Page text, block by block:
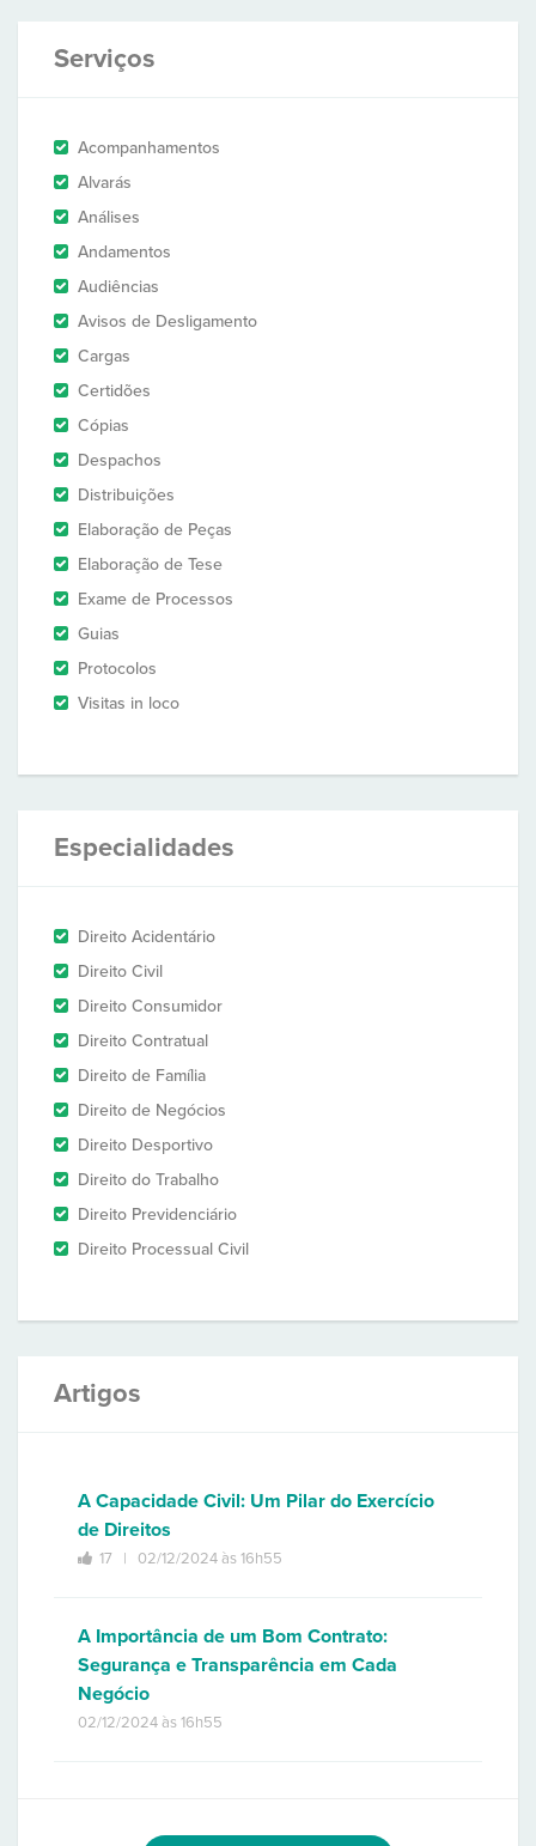
Serviços
Acompanhamentos
Alvarás
Análises
Andamentos
Audiências
Avisos de Desligamento
Cargas
Certidões
Cópias
Despachos
Distribuições
Elaboração de Peças
Elaboração de Tese
Exame de Processos
Guias
Protocolos
Visitas in loco
Especialidades
Direito Acidentário
Direito Civil
Direito Consumidor
Direito Contratual
Direito de Família
Direito de Negócios
Direito Desportivo
Direito do Trabalho
Direito Previdenciário
Direito Processual Civil
Artigos
A Capacidade Civil: Um Pilar do Exercício
de Direitos
17 | 02/12/2024 às 16h55
A Importância de um Bom Contrato:
Segurança e Transparência em Cada
Negócio
02/12/2024 às 16h55